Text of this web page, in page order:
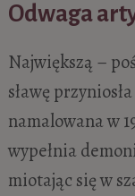
Odwaga
Największą –
sławę
namalowana w
wypełnia
miotając się w